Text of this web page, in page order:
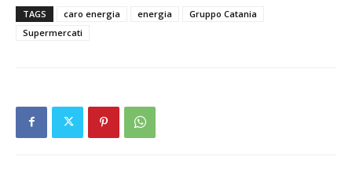
TAGS caro energia energia
Gruppo Catania
Supermercati